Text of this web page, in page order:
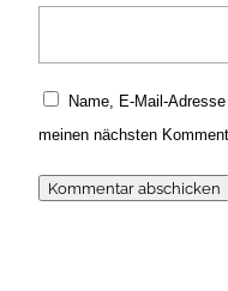
Name, E-Mail-
meinen nächsten
Kommentar abschicken